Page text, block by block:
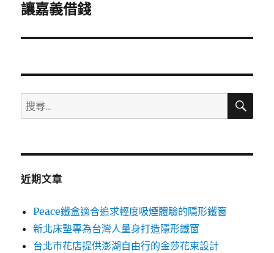
一
文
讓嘉義借錢
搜
尋
鍵
搜
近期文章
Peace鐵盒適合追求輕度吸煙體驗的隱形鐵窗
新北床墊專為台灣人量身打造隱形鐵窗
台北市花店提供澎湖自由行的金莎花束設計